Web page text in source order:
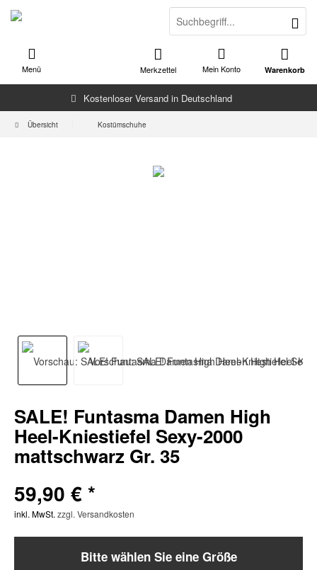
Kostenloser Versand in Deutschland
Warenkorb
Merkzettel Mein Konto
Menü
Übersicht Kostümschuhe
SALE! Funtasma Damen High
Heel-Kniestiefel Sexy-2000
mattschwarz Gr. 35
59,90 € *
inkl. MwSt. zzgl. Versandkosten
Bitte wählen Sie eine Größe